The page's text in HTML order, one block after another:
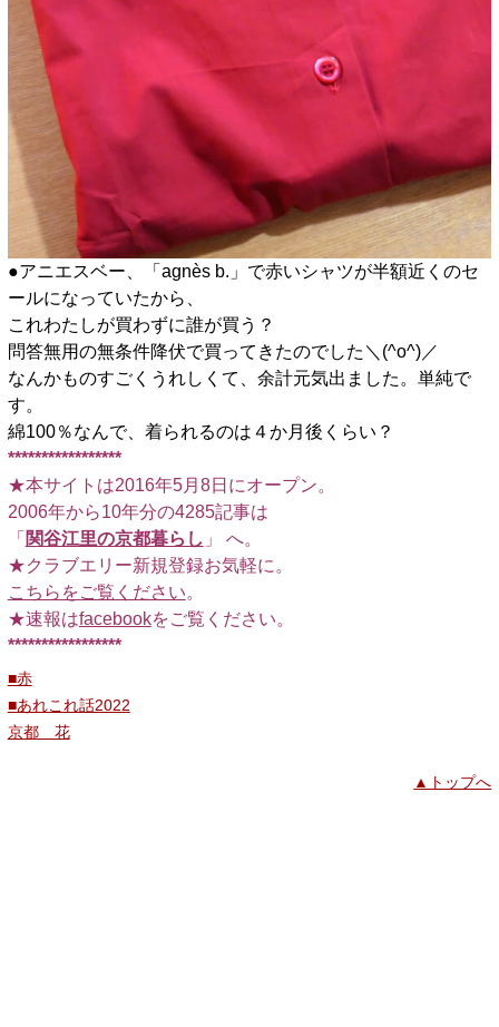
●アニエスベー、「agnès b.」で赤いシャツが半額近くのセ
ールになっていたから、
これわたしが買わずに誰が買う？
問答無用の無条件降伏で買ってきたのでした＼(^o^)／
なんかものすごくうれしくて、余計元気出ました。単純で
す。
綿100％なんで、着られるのは４か月後くらい？
*****************
★本サイトは2016年5月8日にオープン。
2006年から10年分の4285記事は
「 関谷江里の京都暮らし 」 へ。
★クラブエリー新規登録お気軽に。
こちらをご覧ください。
★速報はfacebookをご覧ください。
*****************
■赤
■あれこれ話2022
京都 花
▲トップへ